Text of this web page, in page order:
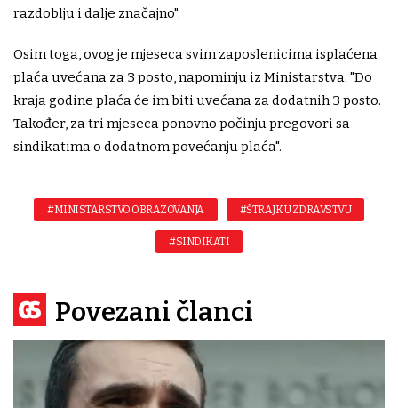
razdoblju i dalje značajno".
Osim toga, ovog je mjeseca svim zaposlenicima isplaćena
plaća uvećana za 3 posto, napominju iz Ministarstva. "Do
kraja godine plaća će im biti uvećana za dodatnih 3 posto.
Također, za tri mjeseca ponovno počinju pregovori sa
sindikatima o dodatnom povećanju plaća".
#MINISTARSTVO OBRAZOVANJA #ŠTRAJK U ZDRAVSTVU
#SINDIKATI
Povezani članci